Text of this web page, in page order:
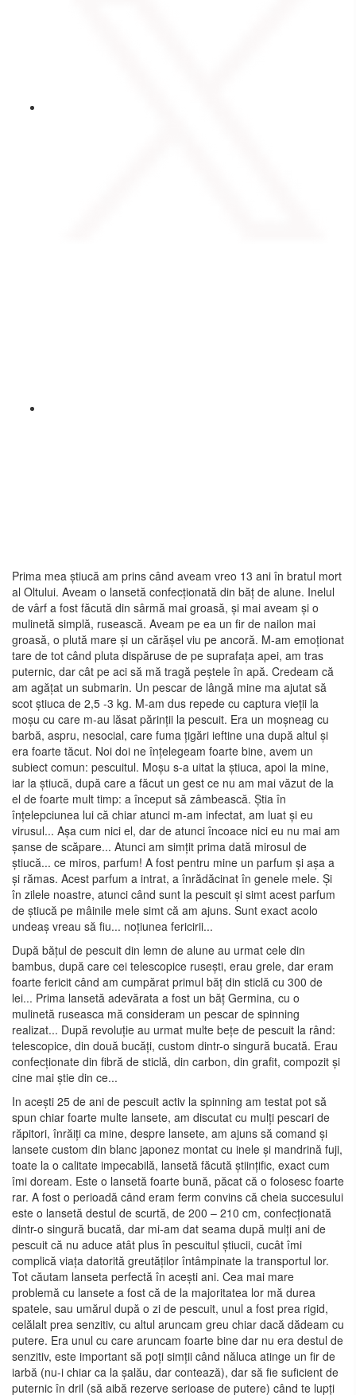
Prima mea știucă am prins când aveam vreo 13 ani în bratul mort
al Oltului. Aveam o lansetă confecționată din băț de alune. Inelul
de vârf a fost făcută din sârmă mai groasă, și mai aveam și o
mulinetă simplă, rusească. Aveam pe ea un fir de nailon mai
groasă, o plută mare și un cărășel viu pe ancoră. M-am emoționat
tare de tot când pluta dispăruse de pe suprafața apei, am tras
puternic, dar cât pe aci să mă tragă peștele în apă. Credeam că
am agățat un submarin. Un pescar de lângă mine ma ajutat să
scot știuca de 2,5 -3 kg. M-am dus repede cu captura vieții la
moșu cu care m-au lăsat părinții la pescuit. Era un moșneag cu
barbă, aspru, nesocial, care fuma țigări ieftine una după altul și
era foarte tăcut. Noi doi ne înțelegeam foarte bine, avem un
subiect comun: pescuitul. Moșu s-a uitat la știuca, apoi la mine,
iar la știucă, după care a făcut un gest ce nu am mai văzut de la
el de foarte mult timp: a început să zâmbească. Știa în
înțelepciunea lui că chiar atunci m-am infectat, am luat și eu
virusul... Așa cum nici el, dar de atunci încoace nici eu nu mai am
șanse de scăpare... Atunci am simțit prima dată mirosul de
știucă... ce miros, parfum! A fost pentru mine un parfum și așa a
și rămas. Acest parfum a intrat, a înrădăcinat în genele mele. Și
în zilele noastre, atunci când sunt la pescuit și simt acest parfum
de știucă pe mâinile mele simt că am ajuns. Sunt exact acolo
undeaș vreau să fiu... noțiunea fericirii...
După bățul de pescuit din lemn de alune au urmat cele din
bambus, după care cei telescopice rusești, erau grele, dar eram
foarte fericit când am cumpărat primul băț din sticlă cu 300 de
lei... Prima lansetă adevărata a fost un băț Germina, cu o
mulinetă ruseasca mă consideram un pescar de spinning
realizat... După revoluție au urmat multe bețe de pescuit la rând:
telescopice, din două bucăți, custom dintr-o singură bucată. Erau
confecționate din fibră de sticlă, din carbon, din grafit, compozit și
cine mai știe din ce...
In acești 25 de ani de pescuit activ la spinning am testat pot să
spun chiar foarte multe lansete, am discutat cu mulți pescari de
răpitori, înrăiți ca mine, despre lansete, am ajuns să comand și
lansete custom din blanc japonez montat cu inele și mandrină fuji,
toate la o calitate impecabilă, lansetă făcută științific, exact cum
îmi doream. Este o lansetă foarte bună, păcat că o folosesc foarte
rar. A fost o perioadă când eram ferm convins că cheia succesului
este o lansetă destul de scurtă, de 200 – 210 cm, confecționată
dintr-o singură bucată, dar mi-am dat seama după mulți ani de
pescuit că nu aduce atât plus în pescuitul știucii, cucât îmi
complică viața datorită greutăților întâmpinate la transportul lor.
Tot căutam lanseta perfectă în acești ani. Cea mai mare
problemă cu lansete a fost că de la majoritatea lor mă durea
spatele, sau umărul după o zi de pescuit, unul a fost prea rigid,
celălalt prea senzitiv, cu altul aruncam greu chiar dacă dădeam cu
putere. Era unul cu care aruncam foarte bine dar nu era destul de
senzitiv, este important să poți simții când năluca atinge un fir de
iarbă (nu-i chiar ca la șalău, dar contează), dar să fie suficient de
puternic în dril (să aibă rezerve serioase de putere) când te lupți